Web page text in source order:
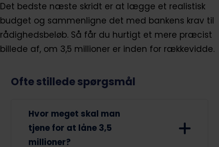
Det bedste næste skridt er at lægge et realistisk
budget og sammenligne det med bankens krav til
rådighedsbeløb. Så får du hurtigt et mere præcist
billede af, om 3,5 millioner er inden for rækkevidde.
Ofte stillede spørgsmål
Hvor meget skal man
tjene for at låne 3,5
millioner?